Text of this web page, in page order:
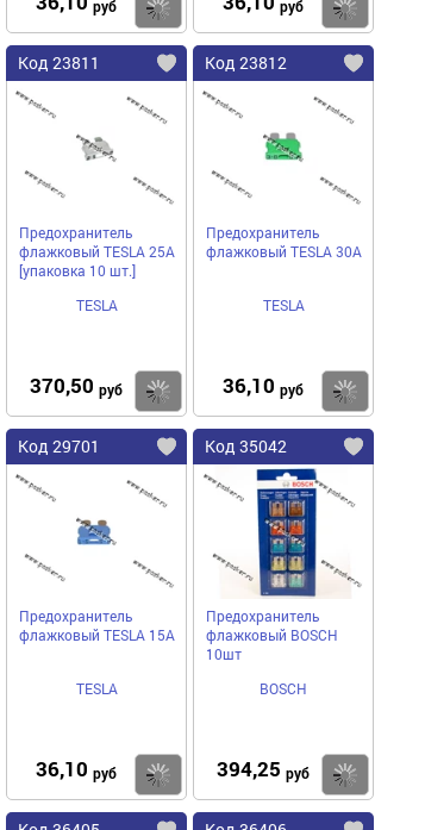
руб Купить руб
Код 23811
Предохранитель
флажковый TESLA 25A
[упаковка 10 шт.]
TESLA
370,50 руб Купить
Код 23812
Предохранитель
флажковый TESLA 30A
TESLA
36,10 руб
Код 29701
Предохранитель
флажковый TESLA 15A
TESLA
36,10 руб Купить
Код 35042
Предохранитель
флажковый BOSCH
10шт
BOSCH
394,25 руб